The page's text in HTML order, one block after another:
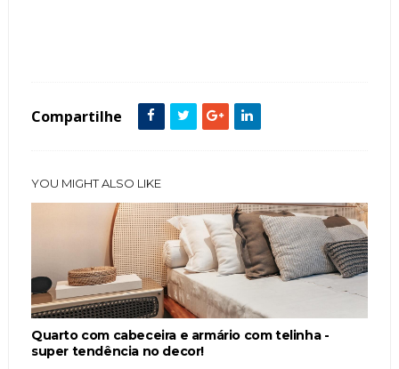
Compartilhe
YOU MIGHT ALSO LIKE
Quarto com cabeceira e armário com telinha -
super tendência no decor!